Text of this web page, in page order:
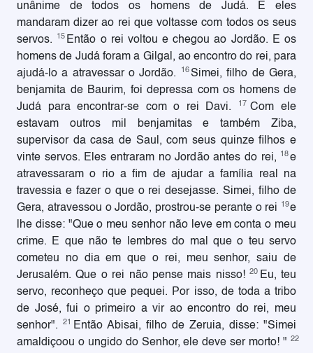
unânime de todos os homens de Judá. E eles
mandaram dizer ao rei que voltasse com todos os seus
servos.
15 Então o rei voltou e chegou ao Jordão. E os
homens de Judá foram a Gilgal, ao encontro do rei, para
ajudá-lo a atravessar o Jordão.
16Simei, filho de Gera,
benjamita de Baurim, foi depressa com os homens de
Judá para encontrar-se com o rei Davi.
17 Com ele
estavam outros mil benjamitas e também Ziba,
supervisor da casa de Saul, com seus quinze filhos e
vinte servos. Eles entraram no Jordão antes do rei, 18e
atravessaram o rio a fim de ajudar a família real na
travessia e fazer o que o rei desejasse. Simei, filho de
Gera, atravessou o Jordão, prostrou-se perante o rei 19e
lhe disse: "Que o meu senhor não leve em conta o meu
crime. E que não te lembres do mal que o teu servo
cometeu no dia em que o rei, meu senhor, saiu de
Jerusalém. Que o rei não pense mais nisso!20 Eu, teu
servo, reconheço que pequei. Por isso, de toda a tribo
de José, fui o primeiro a vir ao encontro do rei, meu
senhor".
21
Então Abisai, filho de Zeruia, disse: "Simei
amaldiçoou o ungido do Senhor, ele deve ser morto! " 22